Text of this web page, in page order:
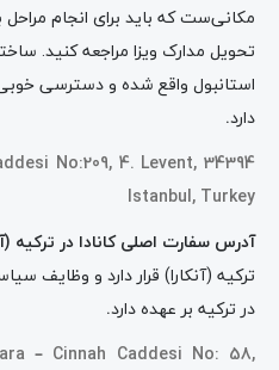
مکانی‌ست که باید برای انجام
تحویل مدارک ویزا مراجعه کنید.
دارد.
No:209, 4. Levent, 34394
Istanbul, Turkey
آدرس سفارت اصلی کانادا در ترکیه
ترکیه (آنکارا) قرار دارد و وظایف
در ترکیه بر عهده دارد.
– Cinnah Caddesi No: 58,